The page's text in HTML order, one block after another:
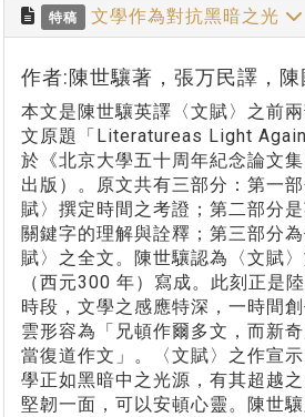
特稿 文學作為對抗黑暗之光
作者:陳世驤著，張万民譯，
本文是陳世驤英譯〈文賦〉之前
文原題「Literatureas Light
於《北京大學五十周年紀念論文
出版）。原文共有三部分：第一
賦〉撰定時間之考證；第二部分
關鍵字的理解與詮釋；第三部分
賦〉之全文。陳世驤認為〈文賦
（西元300 年）寫成。此刻正是
時段，文學之感應特深，一時間
雲形容為「兄頓作爾多文，而新
當復道作文」。〈文賦〉之作宣
學正如黑暗中之光源，有其超越
堅韌一面，可以安頓心靈。陳世